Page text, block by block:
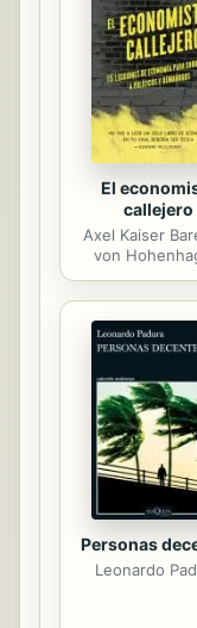
El
callejero
Axel Kaiser
von
Personas
Leonardo